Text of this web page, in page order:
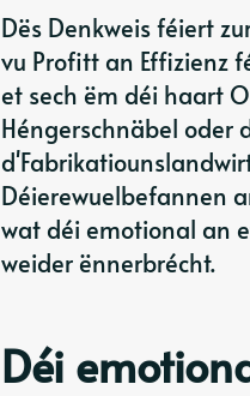
Dës Denkweis féiert
vu Profitt an Effizienz
et sech ëm déi haart
Héngerschnäbel oder
Déierewuelbefannen
wat déi emotional an
weider ënnerbrécht.
Déi